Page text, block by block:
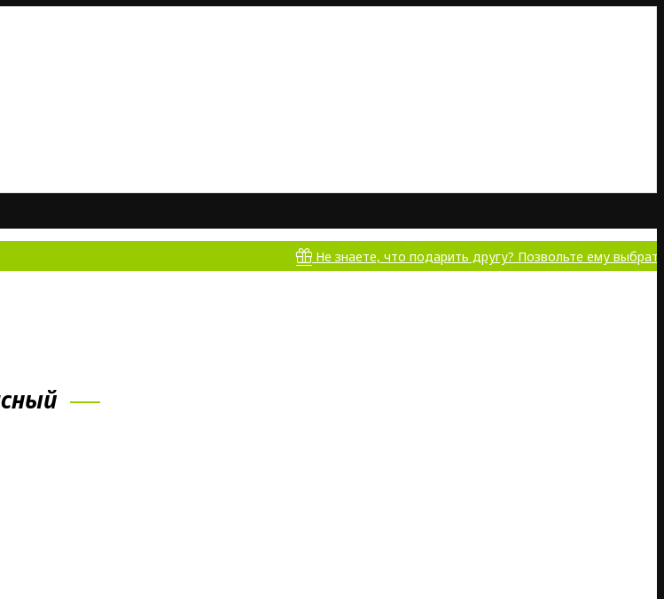
Не знаете, что подарить другу? Позвольте ему выбрать самому!